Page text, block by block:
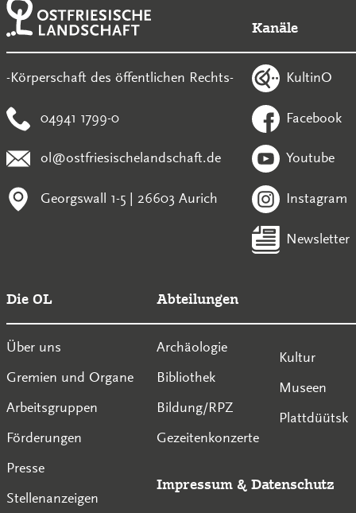
-Körperschaft des öffentlichen Rechts-
04941 1799-0
ol@ostfriesischelandschaft.de
Georgswall 1-5 | 26603 Aurich
Kanäle
KultinO
Facebook
Youtube
Instagram
Newsletter
Die OL
Über uns
Gremien und Organe
Arbeitsgruppen
Förderungen
Presse
Stellenanzeigen
Abteilungen
Archäologie
Bibliothek
Bildung/RPZ
Gezeitenkonzerte
Kultur
Museen
Plattdüütsk
Impressum & Datenschutz